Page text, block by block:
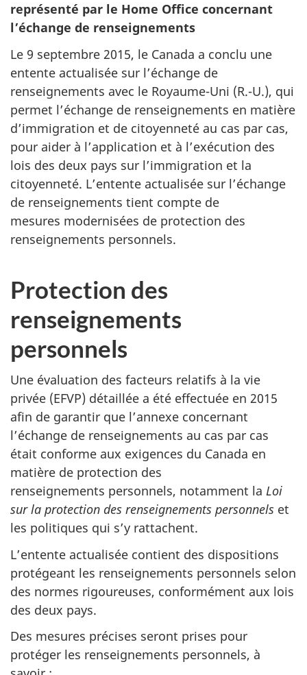
représenté par le Home Office concernant
l’échange de renseignements
Le 9 septembre 2015, le Canada a conclu une
entente actualisée sur l’échange de
renseignements avec le Royaume-Uni (R.-U.), qui
permet l’échange de renseignements en matière
d’immigration et de citoyenneté au cas par cas,
pour aider à l’application et à l’exécution des
lois des deux pays sur l’immigration et la
citoyenneté. L’entente actualisée sur l’échange
de renseignements tient compte de
mesures modernisées de protection des
renseignements personnels.
Protection des
renseignements
personnels
Une évaluation des facteurs relatifs à la vie
privée (EFVP) détaillée a été effectuée en 2015
afin de garantir que l’annexe concernant
l’échange de renseignements au cas par cas
était conforme aux exigences du Canada en
matière de protection des
renseignements personnels, notamment la Loi
sur la protection des renseignements personnels et
les politiques qui s’y rattachent.
L’entente actualisée contient des dispositions
protégeant les renseignements personnels selon
des normes rigoureuses, conformément aux lois
des deux pays.
Des mesures précises seront prises pour
protéger les renseignements personnels, à